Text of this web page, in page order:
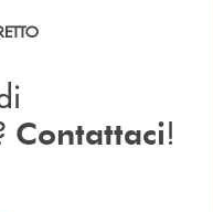
Contattaci !
Contattaci!